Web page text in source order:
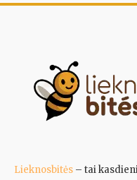
Lieknosbitės – tai